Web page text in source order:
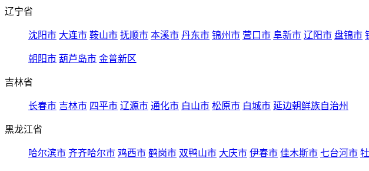
辽宁省
沈阳市 大连市 鞍山市 抚顺市 本溪市 丹东市 锦州市 营口市 阜新市 辽阳市 盘锦市
朝阳市 葫芦岛市 金普新区
吉林省
长春市 吉林市 四平市 辽源市 通化市 白山市 松原市 白城市 延边朝鲜族自治州
黑龙江省
哈尔滨市 齐齐哈尔市 鸡西市 鹤岗市 双鸭山市 大庆市 伊春市 佳木斯市 七台河市